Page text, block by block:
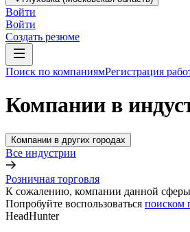
Войти
Войти
Создать резюме
Поиск по компаниямРегистрация
Компании в
Компании в других городах
Все индустрии
Розничная торговля
К сожалению, компании данной
Попробуйте воспользоваться поиском
HeadHunter